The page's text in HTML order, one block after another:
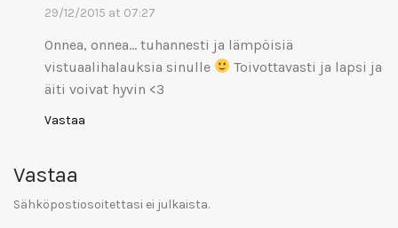
29/12/2015 at 07:27
Onnea, onnea… tuhannesti ja lämpöisiä
vistuaalihalauksia sinulle
Toivottavasti ja lapsi ja
äiti voivat hyvin <3
Vastaa
Vastaa
Sähköpostiosoitettasi ei julkaista.